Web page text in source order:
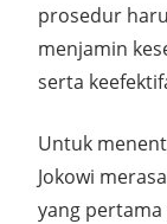
prosedur
menjamin
serta
Untuk
Jokowi
yang